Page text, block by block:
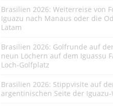
Brasilien 2026: Weiterreise von
Iguazu nach Manaus oder die
Latam
Brasilien 2026: Golfrunde auf
neun Löchern auf dem Iguassu
Loch-Golfplatz
Brasilien 2026: Stippvisite auf
argentinischen Seite der